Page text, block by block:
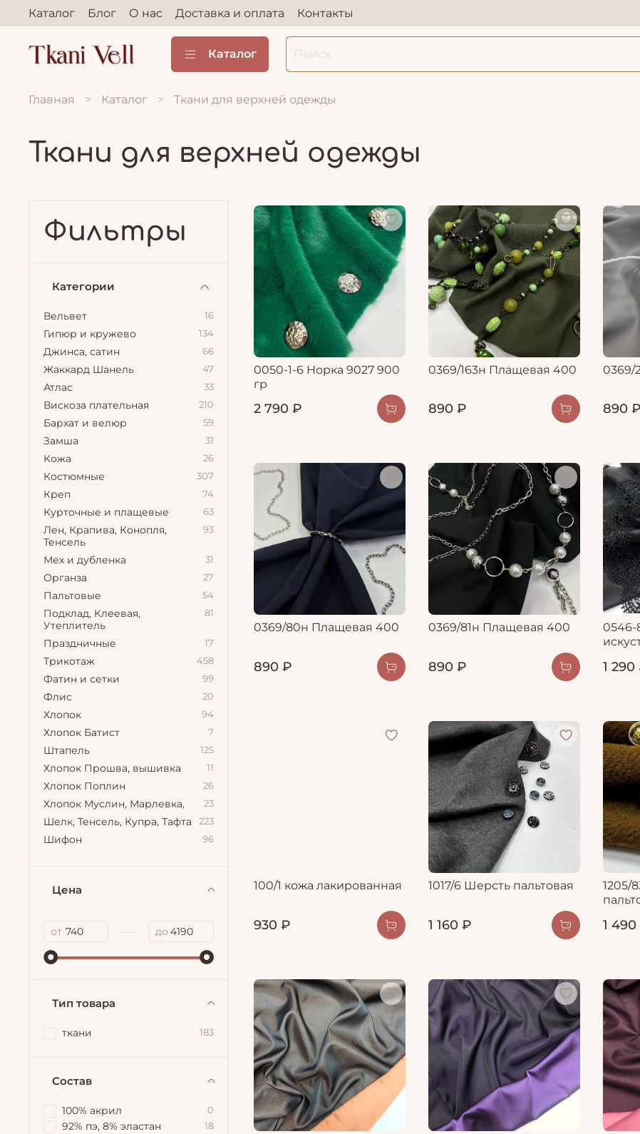
Каталог Блог О нас Доставка и оплата Контакты
Каталог
Главная Каталог Ткани для верхней одежды
Ткани для верхней одежды
0050-1-6 Норка 9027 900
гр
2 790 ₽
0369/163н Плащевая 400
890 ₽
0369/
890 ₽
0369/80н Плащевая 400
890 ₽
0369/81н Плащевая 400
890 ₽
0546-
1 290
100/1 кожа лакированная
930 ₽
1017/6 Шерсть пальтовая
1 160 ₽
1205/
1
Фильтры
Категории
Вельвет 16
Гипюр и кружево 134
Джинса, сатин 66
Жаккард Шанель 47
Атлас 33
Вискоза плательная 210
Бархат и велюр 59
Замша 31
Кожа 26
Костюмные 307
Креп 74
Курточные и плащевые 63
Лен, Крапива, Конопля,
Тенсель
93
Мех и дубленка 31
Органза 27
Пальтовые 54
Подклад, Клеевая,
Утеплитель
81
Праздничные 17
Трикотаж 458
Фатин и сетки 99
Флис 20
Хлопок 94
Хлопок Батист 7
Штапель 125
Хлопок Прошва, вышивка 11
Хлопок Поплин 26
Хлопок Муслин, Марлевка, 23
Шелк, Тенсель, Купра, Тафта 223
Шифон 96
Цена
от — до
Тип товара
ткани 183
Состав
100% акрил 0
92% пэ, 8% эластан 18